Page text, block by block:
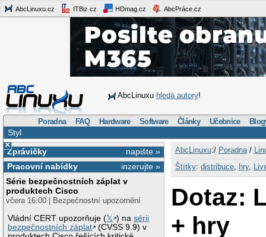
AbcLinuxu.cz ITBiz.cz HDmag.cz AbcPráce.cz
AbcLinuxu hledá autory!
Poradna FAQ Hardware Software Články Učebnice
Styl
×
napište »
Zprávičky
inzerujte »
Pracovní nabídky
Série bezpečnostních záplat v
produktech Cisco
včera 16:00 | Bezpečnostní upozornění
Vládní CERT upozorňuje (𝕏 ) nasérii
bezpečnostních záplat
(CVSS 9.9) v
AbcLinuxu:/ Poradna/
Štítky: distribuce, hry,
Dotaz:
+ hry